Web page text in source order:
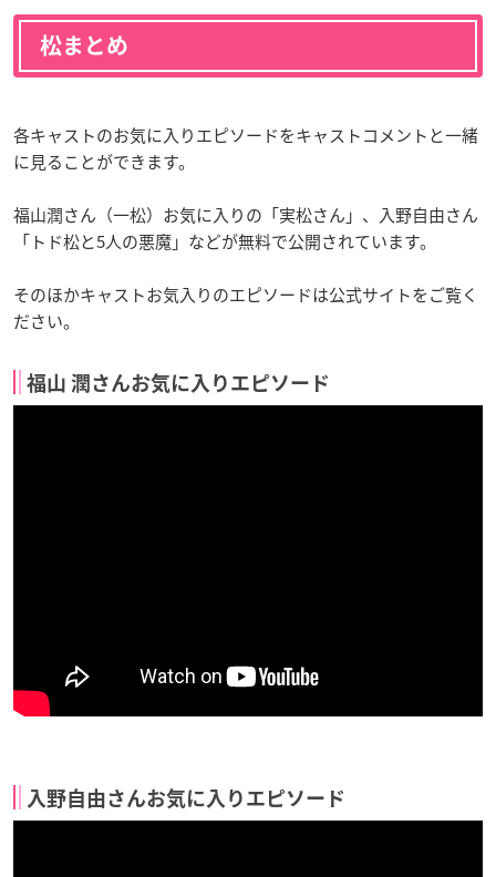
松まとめ
各キャストのお気に入りエピソードをキャストコメントと一緒
に見ることができます。
福山潤さん（一松）お気に入りの「実松さん」、入野自由さん
「トド松と5人の悪魔」などが無料で公開されています。
そのほかキャストお気入りのエピソードは公式サイトをご覧く
ださい。
福山 潤さんお気に入りエピソード
入野自由さんお気に入りエピソード